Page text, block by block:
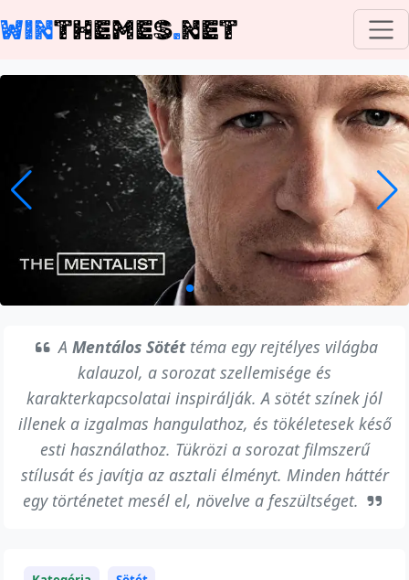
WINTHEMES.NET
A Mentálos Sötéttéma egy rejtélyes világba
kalauzol, a sorozat szellemisége és
karakterkapcsolatai inspirálják. A sötét színek jól
illenek a izgalmas hangulathoz, és tökéletesek késő
esti használathoz. Tükrözi a sorozat filmszerű
stílusát és javítja az asztali élményt. Minden háttér
egy történetet mesél el, növelve a feszültséget.